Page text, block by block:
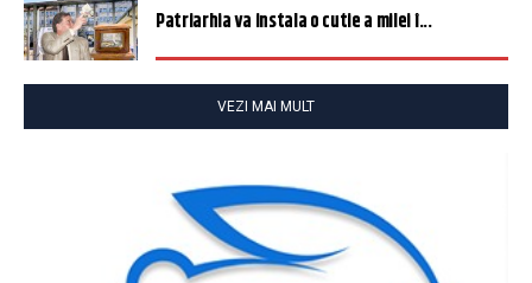
Patriarhia va instala o cutie a milei î...
VEZI MAI MULT